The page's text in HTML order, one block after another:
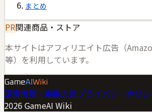
まとめ
PR関連商品・ストア
本サイトはアフィリエイト広告（
等）を利用しています。
GameAIWiki
運営情報・編集方針プライバシーポリシ
2026 GameAI Wiki